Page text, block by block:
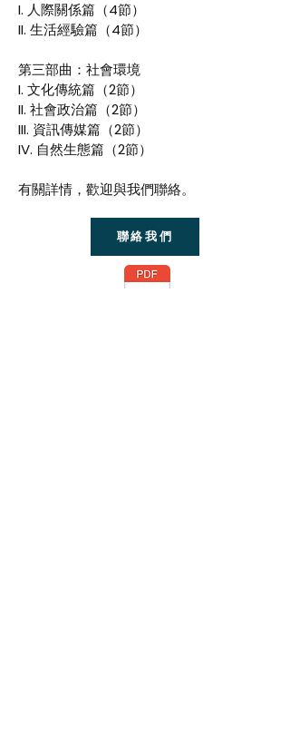
I. 人際關係篇（4節）
II. 生活經驗篇（4節）
第三部曲：社會環境
I. 文化傳統篇（2節）
II. 社會政治篇（2節）
III. 資訊傳媒篇（2節）
IV. 自然生態篇（2節）
有關詳情，歡迎與我們聯絡。
聯絡我們